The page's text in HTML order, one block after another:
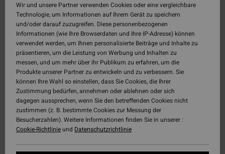
Wir und unsere Partner verwenden Cookies oder eine vergleichbare
Technologie, um Informationen auf Ihrem Gerät zu speichern
und/oder darauf zuzugreifen. Diese personenbezogenen
Informationen (wie Ihre Browserdaten und Ihre IP-Adresse) können
verwendet werden, um Ihnen personalisierte Beiträge und Inhalte zu
präsentieren, um die Leistung von Werbung und Inhalten zu
messen, und um mehr über ihr Publikum zu erfahren, um die
Produkte unserer Partner zu entwickeln und zu verbessern. Sie
können Ihre Wahl so einstellen, dass Sie Cookies, die Ihrer
Zustimmung bedürfen, annehmen oder ablehnen oder sich
dagegen aussprechen, wenn Sie den betreffenden Cookies nicht
zustimmen (z. B. bestimmte Cookies zur Messung der
Besucherzahlen). Weitere Informationen finden Sie in unserer :
Cookie-Richtlinieund Datenschutzrichtlinie